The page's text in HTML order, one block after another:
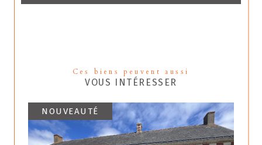
Ces biens peuvent aussi
VOUS INTÉRESSER
NOUVEAUTÉ